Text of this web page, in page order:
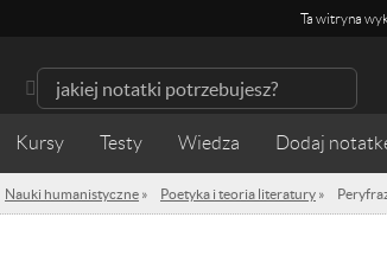
Ta witryna
Kursy Testy Wiedza
Nauki humanistyczne » Poetyka i teoria literatury »